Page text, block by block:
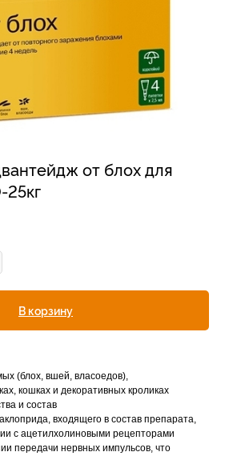
от блох для
25кг
В корзину
(блох, вшей, власоедов),
кошках и декоративных кроликах
и состав
входящего в состав препарата,
с ацетилхолиновыми рецепторами
передачи нервных импульсов, что